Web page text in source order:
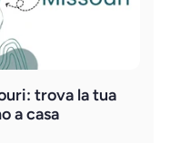
trova la tua
a casa